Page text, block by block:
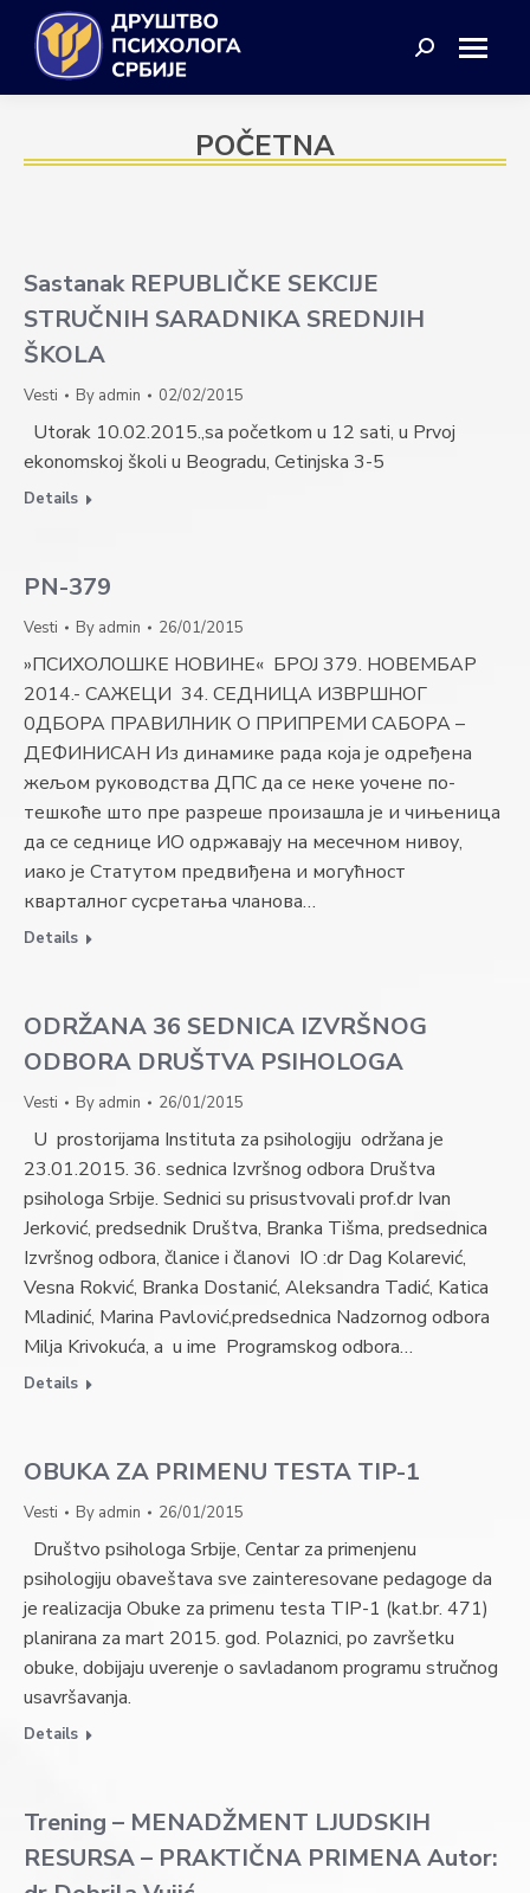
Search:
POČETNA
Sastanak REPUBLIČKE SEKCIJE
STRUČNIH SARADNIKA SREDNJIH
ŠKOLA
Vesti By admin 02/02/2015
Utorak 10.02.2015.,sa početkom u 12 sati, u Prvoj
ekonomskoj školi u Beogradu, Cetinjska 3-5
Details
PN-379
Vesti By admin 26/01/2015
»ПСИХОЛОШКЕ НОВИНЕ« БРОЈ 379. НОВЕМБАР
2014.- САЖЕЦИ 34. СЕДНИЦА ИЗВРШНОГ
0ДБОРА ПРАВИЛНИК О ПРИПРЕМИ САБОРА –
ДЕФИНИСАН Из динамике рада која је одређена
жељом руководства ДПС да се неке уочене по­
тешкоће што пре разреше произашла је и чињеница
да се седнице ИО одржавају на ме­сечном нивоу,
иако је Статутом предвиђена и мо­гућност
кварталног сусретања чланова…
Details
ODRŽANA 36 SEDNICA IZVRŠNOG
ODBORA DRUŠTVA PSIHOLOGA
Vesti By admin 26/01/2015
U prostorijama Instituta za psihologiju održana je
23.01.2015. 36. sednica Izvršnog odbora Društva
psihologa Srbije. Sednici su prisustvovali prof.dr Ivan
Jerković, predsednik Društva, Branka Tišma, predsednica
Izvršnog odbora, članice i članovi IO :dr Dag Kolarević,
Vesna Rokvić, Branka Dostanić, Aleksandra Tadić, Katica
Mladinić, Marina Pavlović,predsednica Nadzornog odbora
Milja Krivokuća, a u ime Programskog odbora…
Details
OBUKA ZA PRIMENU TESTA TIP-1
Vesti By admin 26/01/2015
Društvo psihologa Srbije, Centar za primenjenu
psihologiju obaveštava sve zainteresovane pedagoge da
je realizacija Obuke za primenu testa TIP-1 (kat.br. 471)
planirana za mart 2015. god. Polaznici, po završetku
obuke, dobijaju uverenje o savladanom programu stručnog
usavršavanja.
Details
Trening – MENADŽMENT LJUDSKIH
RESURSA – PRAKTIČNA PRIMENA Autor: